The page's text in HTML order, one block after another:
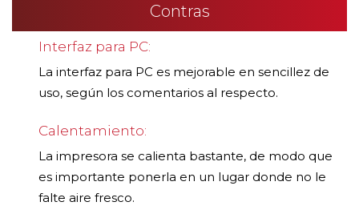
Contras
Interfaz para PC:
La interfaz para PC es mejorable en sencillez de
uso, según los comentarios al respecto.
Calentamiento:
La impresora se calienta bastante, de modo que
es importante ponerla en un lugar donde no le
falte aire fresco.